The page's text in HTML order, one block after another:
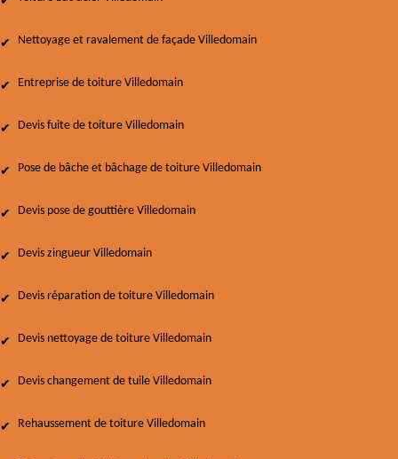
Nettoyage et ravalement de façade Villedomain
Entreprise de toiture Villedomain
Devis fuite de toiture Villedomain
Pose de bâche et bâchage de toiture Villedomain
Devis pose de gouttière Villedomain
Devis zingueur Villedomain
Devis réparation de toiture Villedomain
Devis nettoyage de toiture Villedomain
Devis changement de tuile Villedomain
Rehaussement de toiture Villedomain